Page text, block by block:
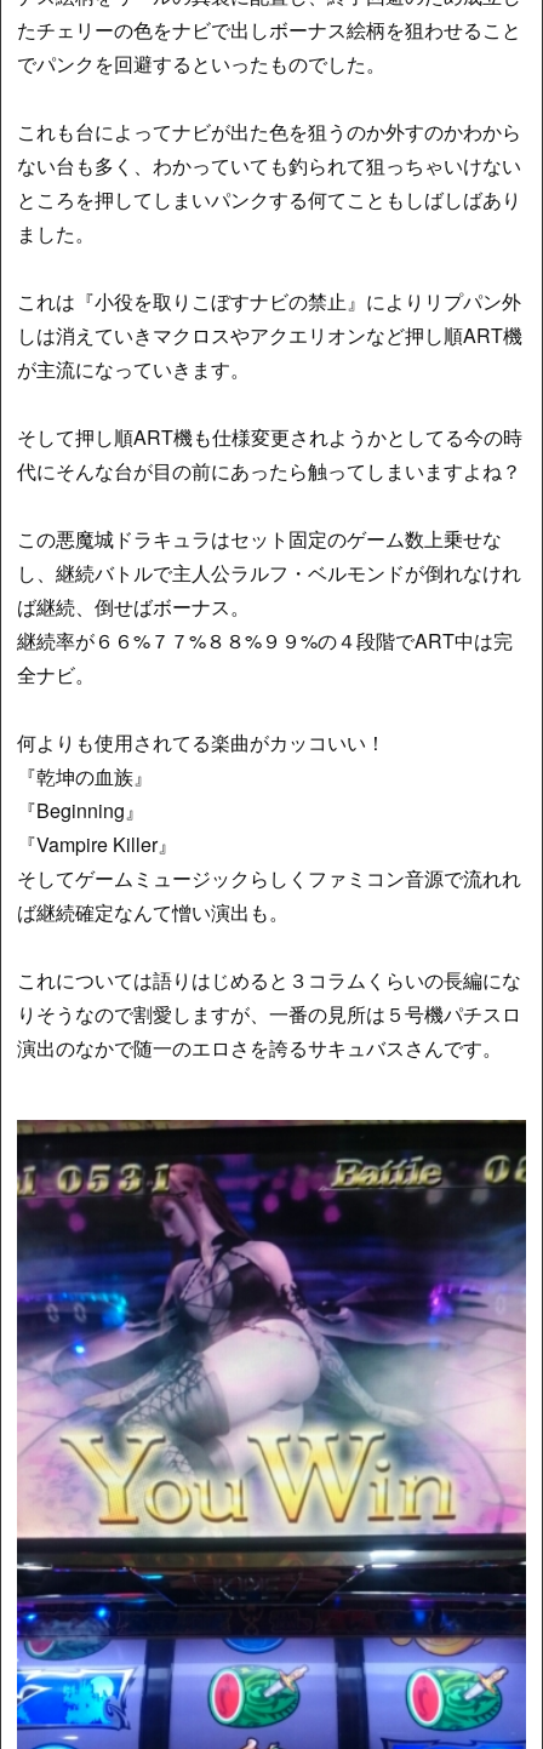
たチェリーの色をナビで出しボーナス絵柄を狙わせること
でパンクを回避するといったものでした。
これも台によってナビが出た色を狙うのか外すのかわから
ない台も多く、わかっていても釣られて狙っちゃいけない
ところを押してしまいパンクする何てこともしばしばあり
ました。
これは『小役を取りこぼすナビの禁止』によりリプパン外
しは消えていきマクロスやアクエリオンなど押し順ART機
が主流になっていきます。
そして押し順ART機も仕様変更されようかとしてる今の時
代にそんな台が目の前にあったら触ってしまいますよね？
この悪魔城ドラキュラはセット固定のゲーム数上乗せな
し、継続バトルで主人公ラルフ・ベルモンドが倒れなけれ
ば継続、倒せばボーナス。
継続率が６６%７７%８８%９９%の４段階でART中は完
全ナビ。
何よりも使用されてる楽曲がカッコいい！
『乾坤の血族』
『Beginning』
『Vampire Killer』
そしてゲームミュージックらしくファミコン音源で流れれ
ば継続確定なんて憎い演出も。
これについては語りはじめると３コラムくらいの長編にな
りそうなので割愛しますが、一番の見所は５号機パチスロ
演出のなかで随一のエロさを誇るサキュバスさんです。